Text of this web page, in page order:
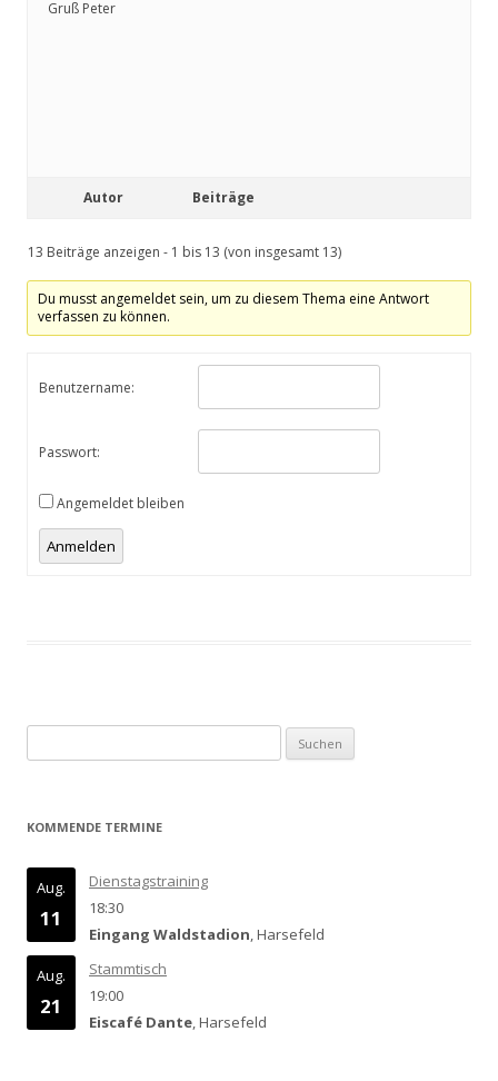
Gruß Peter
Autor Beiträge
13 Beiträge anzeigen - 1 bis 13 (von insgesamt 13)
Du musst angemeldet sein, um zu diesem Thema eine Antwort
verfassen zu können.
Benutzername:
Passwort:
Angemeldet bleiben
Anmelden
nach:
KOMMENDE TERMINE
Aug.
11
Dienstagstraining
18:30
Eingang Waldstadion, Harsefeld
Aug.
21
Stammtisch
19:00
Eiscafé Dante, Harsefeld